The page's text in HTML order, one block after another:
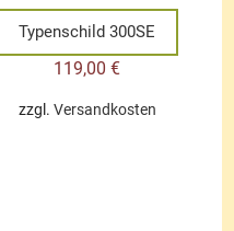
Typenschild 300SE
119,00€
zzgl. Versandkosten